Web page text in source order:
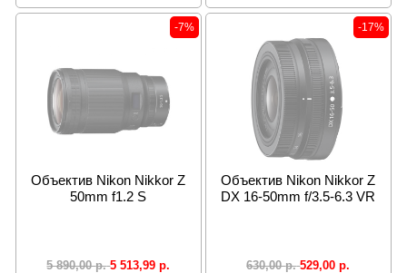
-7%
Объектив Nikon Nikkor Z
50mm f1.2 S
5 890,00р. 5 513,99р.
-17%
Объектив Nikon Nikkor Z
DX 16-50mm f/3.5-6.3 VR
630,00р. 529,00р.